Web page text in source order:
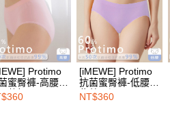
Protimo
蜜臀褲-高腰-
蘇打
[iMEWE] Protimo
抗菌蜜臀褲-低腰-
紫薯那堤
NT$360